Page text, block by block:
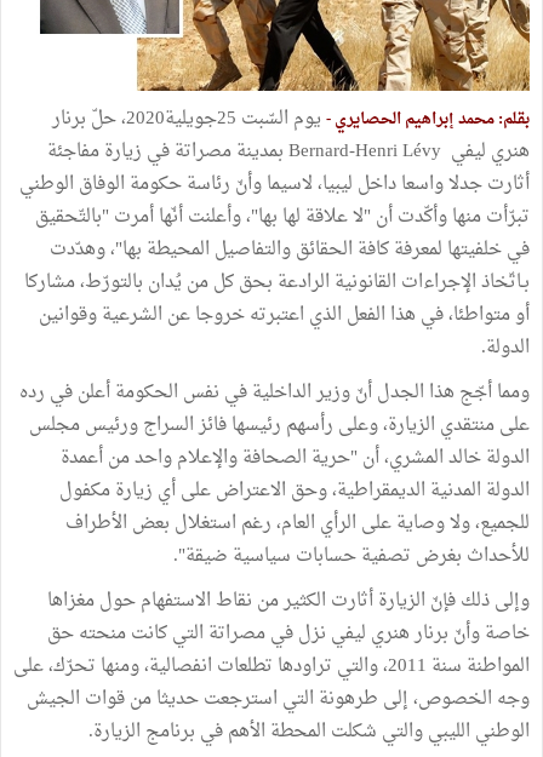
بقلم: محمد إبراهيم الحصايري -
يوم السّبت 25جويلية2020، حلّ برنار
هنري ليفي Bernard-Henri Lévy بمدينة مصراتة في زيارة مفاجئة
أثارت جدلا واسعا داخل ليبيا، لاسيما وأنّ رئاسة حكومة الوفاق الوطني
تبرّأت منها وأكّدت أن "لا علاقة لها بها"، وأعلنت أنّها أمرت "بالتّحقيق
في خلفيتها لمعرفة كافة الحقائق والتفاصيل المحيطة بها"، وهدّدت
بـاتّخاذ الإجراءات القانونية الرادعة بحق كل من يُدان بالتورّط، مشاركا
أو متواطئا، في هذا الفعل الذي اعتبرته خروجا عن الشرعية وقوانين
الدولة.
ومما أجّج هذا الجدل أنّ وزير الداخلية في نفس الحكومة أعلن في رده
على منتقدي الزيارة، وعلى رأسهم رئيسها فائز السراج ورئيس مجلس
الدولة خالد المشري، أن "حرية الصحافة والإعلام واحد من أعمدة
الدولة المدنية الديمقراطية، وحق الاعتراض على أي زيارة مكفول
للجميع، ولا وصاية على الرأي العام، رغم استغلال بعض الأطراف
للأحداث بغرض تصفية حسابات سياسية ضيقة".
وإلى ذلك فإنّ الزيارة أثارت الكثير من نقاط الاستفهام حول مغزاها
خاصة وأنّ برنار هنري ليفي نزل في مصراتة التي كانت منحته حق
المواطنة سنة 2011، والتي تراودها تطلعات انفصالية، ومنها تحرّك، على
وجه الخصوص، إلى طرهونة التي استرجعت حديثا من قوات الجيش
الوطني الليبي والتي شكلت المحطة الأهم في برنامج الزيارة.